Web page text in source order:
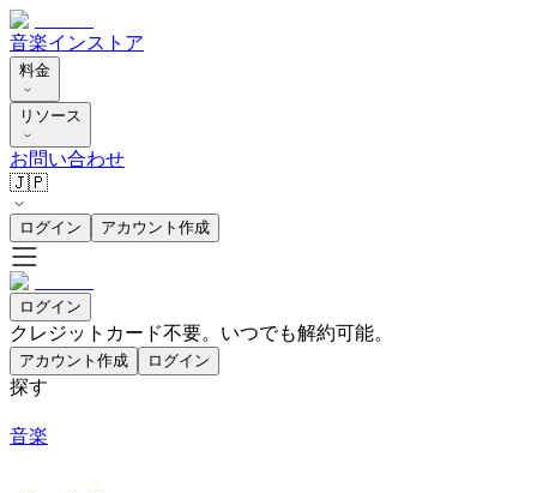
音楽インストア
料金
リソース
お問い合わせ
🇯🇵
ログイン アカウント作成
ログイン
クレジットカード不要。いつでも解約可能。
アカウント作成 ログイン
探す
音楽